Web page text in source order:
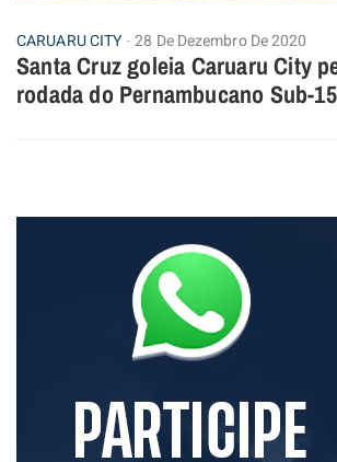
CARUARU CITY 28 De Dezembro De 2020
Santa Cruz goleia Caruaru City
rodada do Pernambucano Sub-15